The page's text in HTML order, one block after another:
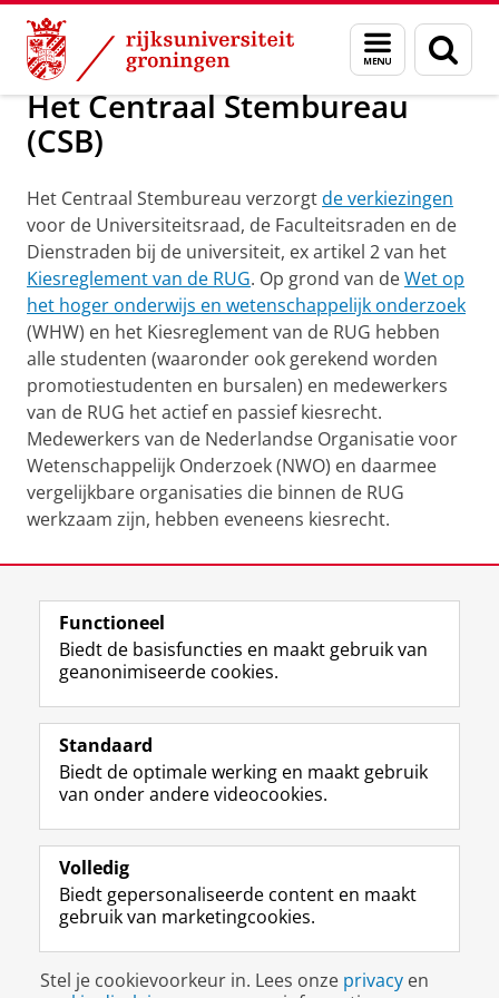
Skip
Content
Skip
Navigation
Menu
en
zoeken
Over ons Medezeggenschap
Het Centraal Stembureau
(CSB)
Het Centraal Stembureau verzorgtde verkiezingen
voor de Universiteitsraad, de Faculteitsraden en de
Dienstraden bij de universiteit, ex artikel 2 van het
Kiesreglement van de RUG. Op grond van deWet op
het hoger onderwijs en wetenschappelijk onderzoek
(WHW) en het Kiesreglement van de RUG hebben
alle studenten (waaronder ook gerekend worden
promotiestudenten en bursalen) en medewerkers
van de RUG het actief en passief kiesrecht.
Medewerkers van de Nederlandse Organisatie voor
Wetenschappelijk Onderzoek (NWO) en daarmee
vergelijkbare organisaties die binnen de RUG
werkzaam zijn, hebben eveneens kiesrecht.
View this page in:English
Volg de RUG
F
a
e
b
o
p
a
i
n
L
i
k
e
I
-
p
g
i
R
S
-
f
e
R
k
s
I
n
t
r
m
c
c
Y
o
T
e
k
a
a
Studiekiezers
Alumni
Over ons
Disclaimer & Copyright
Inloggen
Functioneel
Biedt de basisfuncties en maakt gebruik van
geanonimiseerde cookies.
Standaard
Biedt de optimale werking en maakt gebruik
van onder andere videocookies.
Volledig
Biedt gepersonaliseerde content en maakt
gebruik van marketingcookies.
Stel je cookievoorkeur in. Lees onze privacy en